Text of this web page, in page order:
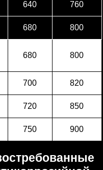
640 760
680 800
680 800
700 820
720 850
750 900